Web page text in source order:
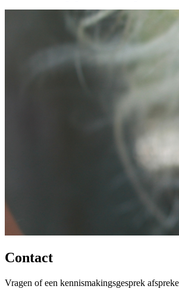
Contact
Vragen of een kennismakingsgesprek